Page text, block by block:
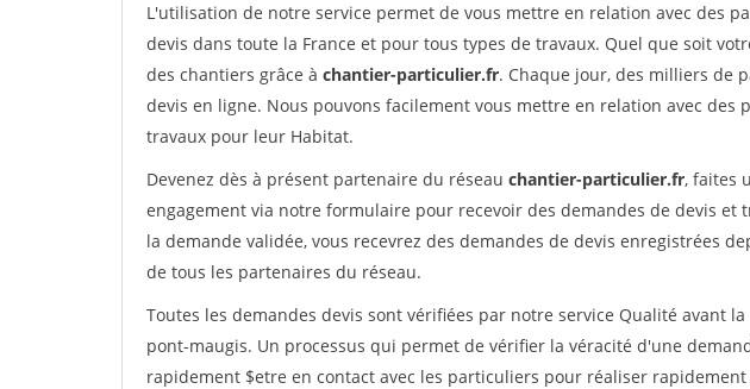
L'utilisation de notre service permet de vous mettre en relation avec des
devis dans toute la France et pour tous types de travaux. Quel que soit
des chantiers grâce à chantier-particulier.fr. Chaque jour, des milliers de
devis en ligne. Nous pouvons facilement vous mettre en relation avec des
travaux pour leur Habitat.
Devenez dès à présent partenaire du réseau chantier-particulier.fr, faites
engagement via notre formulaire pour recevoir des demandes de devis et
la demande validée, vous recevrez des demandes de devis enregistrées
de tous les partenaires du réseau.
Toutes les demandes devis sont vérifiées par notre service Qualité avant
pont-maugis. Un processus qui permet de vérifier la véracité d'une
rapidement $etre en contact avec les particuliers pour réaliser